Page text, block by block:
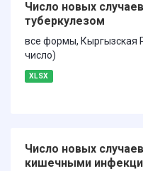
Число новых
туберкулезом
все формы, Кыргызская
число)
XLSX
Число новых
кишечными